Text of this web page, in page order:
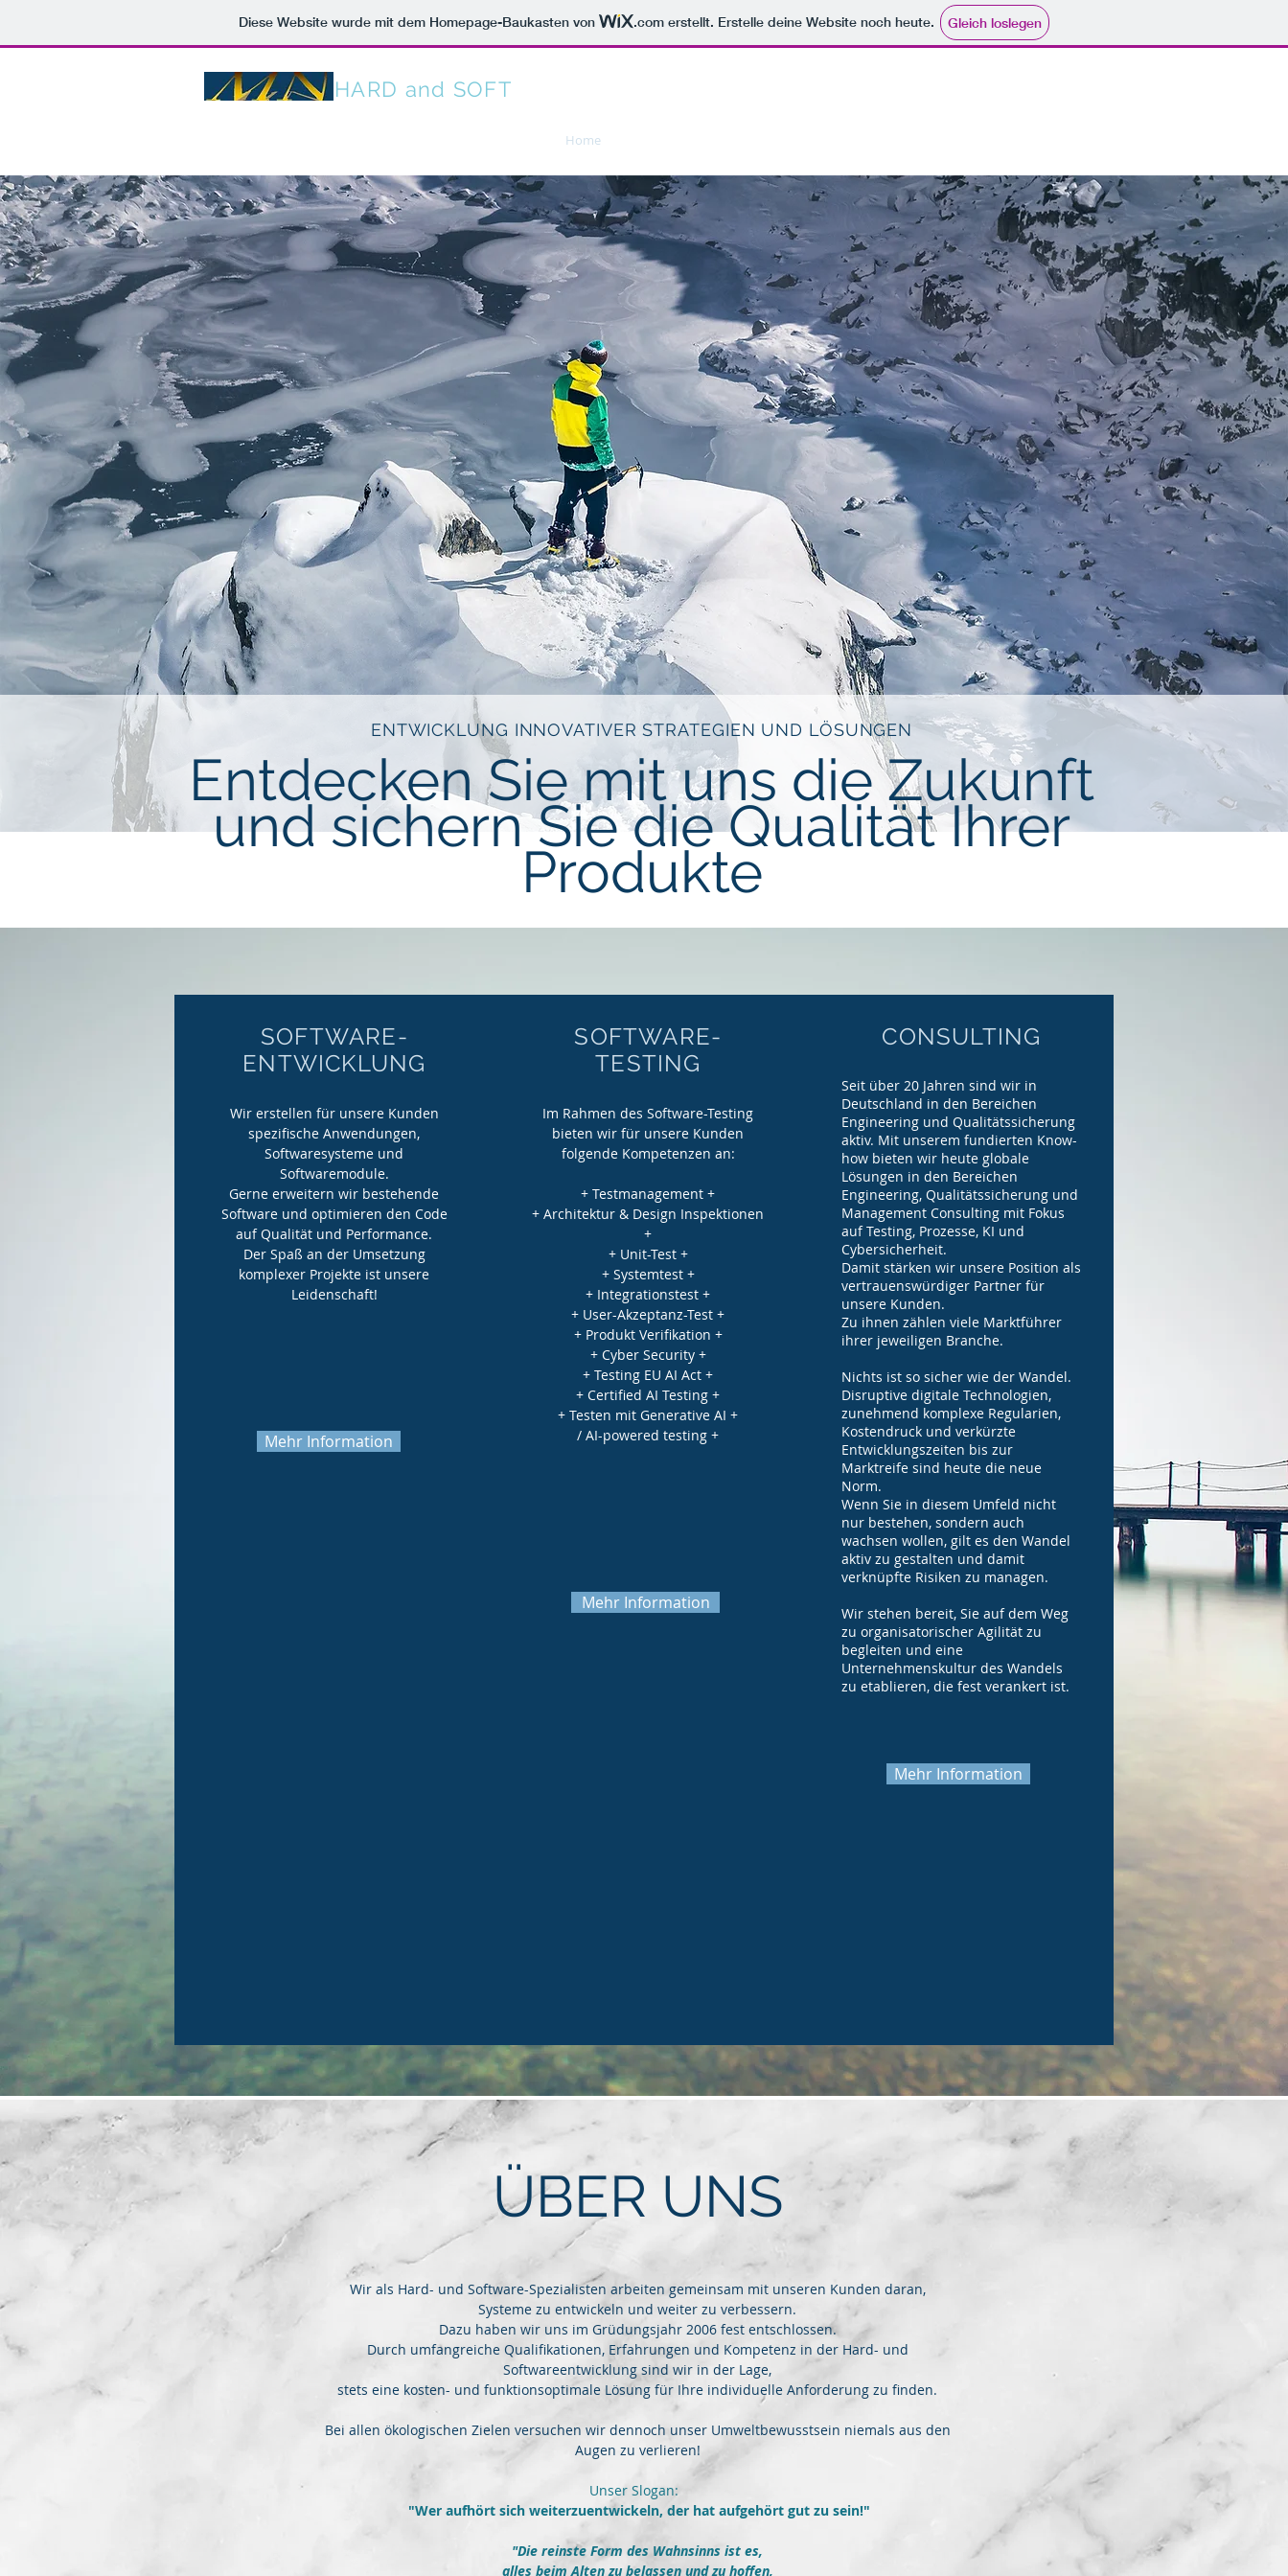
Diese Website wurde mit dem Homepage-Baukasten von .com erstellt. Erstelle deine Website noch heute. Gleich loslegen
MN HARD and SOFT
Home
ENTWICKLUNG INNOVATIVER STRATEGIEN UND LÖSUNGEN
Entdecken Sie mit uns die Zukunft
und sichern Sie die Qualität Ihrer
Produkte
SOFTWARE-
ENTWICKLUNG
Wir erstellen für unsere Kunden
spezifische Anwendungen,
Softwaresysteme und
Softwaremodule.
Gerne erweitern wir bestehende
Software und optimieren den Code
auf Qualität und Performance.
Der Spaß an der Umsetzung
komplexer Projekte ist unsere
Leidenschaft!
Mehr Information
SOFTWARE-
TESTING
Im Rahmen des Software-Testing
bieten wir für unsere Kunden
folgende Kompetenzen an:
+ Testmanagement +
+ Architektur & Design Inspektionen
+
+ Unit-Test +
+ Systemtest +
+ Integrationstest +
+ User-Akzeptanz-Test +
+ Produkt Verifikation +
+ Cyber Security +
+ Testing EU AI Act +
+ Certified AI Testing +
+ Testen mit Generative AI +
/ AI-powered testing +
Mehr Information
CONSULTING
Seit über 20 Jahren sind wir in
Deutschland in den Bereichen
Engineering und Qualitätssicherung
aktiv. Mit unserem fundierten Know-
how bieten wir heute globale
Lösungen in den Bereichen
Engineering, Qualitätssicherung und
Management Consulting mit Fokus
auf Testing, Prozesse, KI und
Cybersicherheit.
Damit stärken wir unsere Position als
vertrauenswürdiger Partner für
unsere Kunden.
Zu ihnen zählen viele Marktführer
ihrer jeweiligen Branche.
Nichts ist so sicher wie der Wandel.
Disruptive digitale Technologien,
zunehmend komplexe Regularien,
Kostendruck und verkürzte
Entwicklungszeiten bis zur
Marktreife sind heute die neue
Norm.
Wenn Sie in diesem Umfeld nicht
nur bestehen, sondern auch
wachsen wollen, gilt es den Wandel
aktiv zu gestalten und damit
verknüpfte Risiken zu managen.
Wir stehen bereit, Sie auf dem Weg
zu organisatorischer Agilität zu
begleiten und eine
Unternehmenskultur des Wandels
zu etablieren, die fest verankert ist.
Mehr Information
ÜBER UNS
Wir als Hard- und Software-Spezialisten arbeiten gemeinsam mit unseren Kunden daran,
Systeme zu entwickeln und weiter zu verbessern.
Dazu haben wir uns im Grüdungsjahr 2006 fest entschlossen.
Durch umfangreiche Qualifikationen, Erfahrungen und Kompetenz in der Hard- und
Softwareentwicklung sind wir in der Lage,
stets eine kosten- und funktionsoptimale Lösung für Ihre individuelle Anforderung zu finden.
Bei allen ökologischen Zielen versuchen wir dennoch unser Umweltbewusstsein niemals aus den
Augen zu verlieren!
Unser Slogan:
"Wer aufhört sich weiterzuentwickeln, der hat aufgehört gut zu sein!"
"Die reinste Form des Wahnsinns ist es,
alles beim Alten zu belassen und zu hoffen,